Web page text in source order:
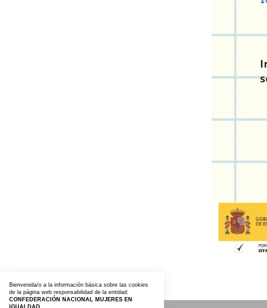
Bienvenida/o a la información básica sobre las cookies
de la página web responsabilidad de la entidad:
CONFEDERACIÓN NACIONAL MUJERES EN
IGUALDAD